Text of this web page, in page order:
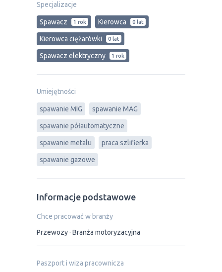
Specjalizacje
Spawacz 1 rok Kierowca 0 lat
Kierowca ciężarówki 0 lat
Spawacz elektryczny 1 rok
Umiejętności
spawanie MIG spawanie MAG
spawanie półautomatyczne
spawanie metalu praca szlifierka
spawanie gazowe
Informacje podstawowe
Chce pracować w branży
Przewozy Branża motoryzacyjna
Paszport i wiza pracownicza